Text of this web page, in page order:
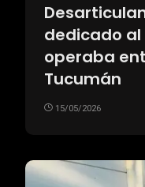
dedicado
operaba
Tucumán
15/05/2026